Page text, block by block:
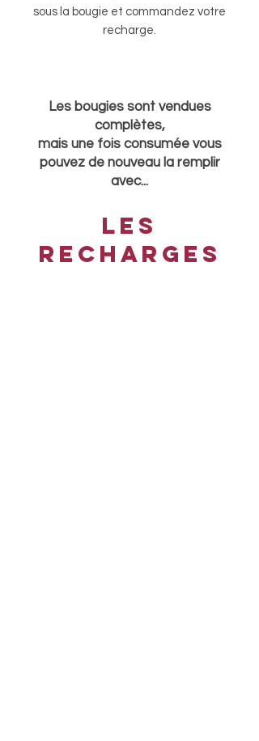
sous la bougie et commandez votre
recharge.
Les bougies sont vendues
complètes,
mais une fois consumée vous
pouvez de nouveau la remplir
avec...
Les
recharges